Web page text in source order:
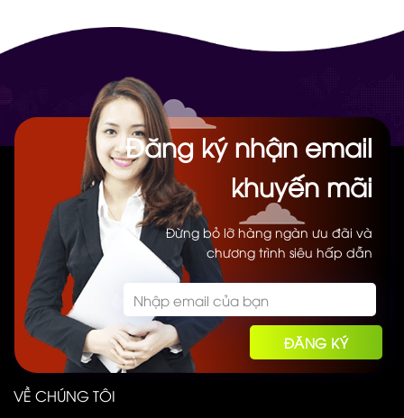
Đăng ký nhận email
khuyến mãi
Đừng bỏ lỡ hàng ngàn ưu đãi và
chương trình siêu hấp dẫn
VỀ CHÚNG TÔI